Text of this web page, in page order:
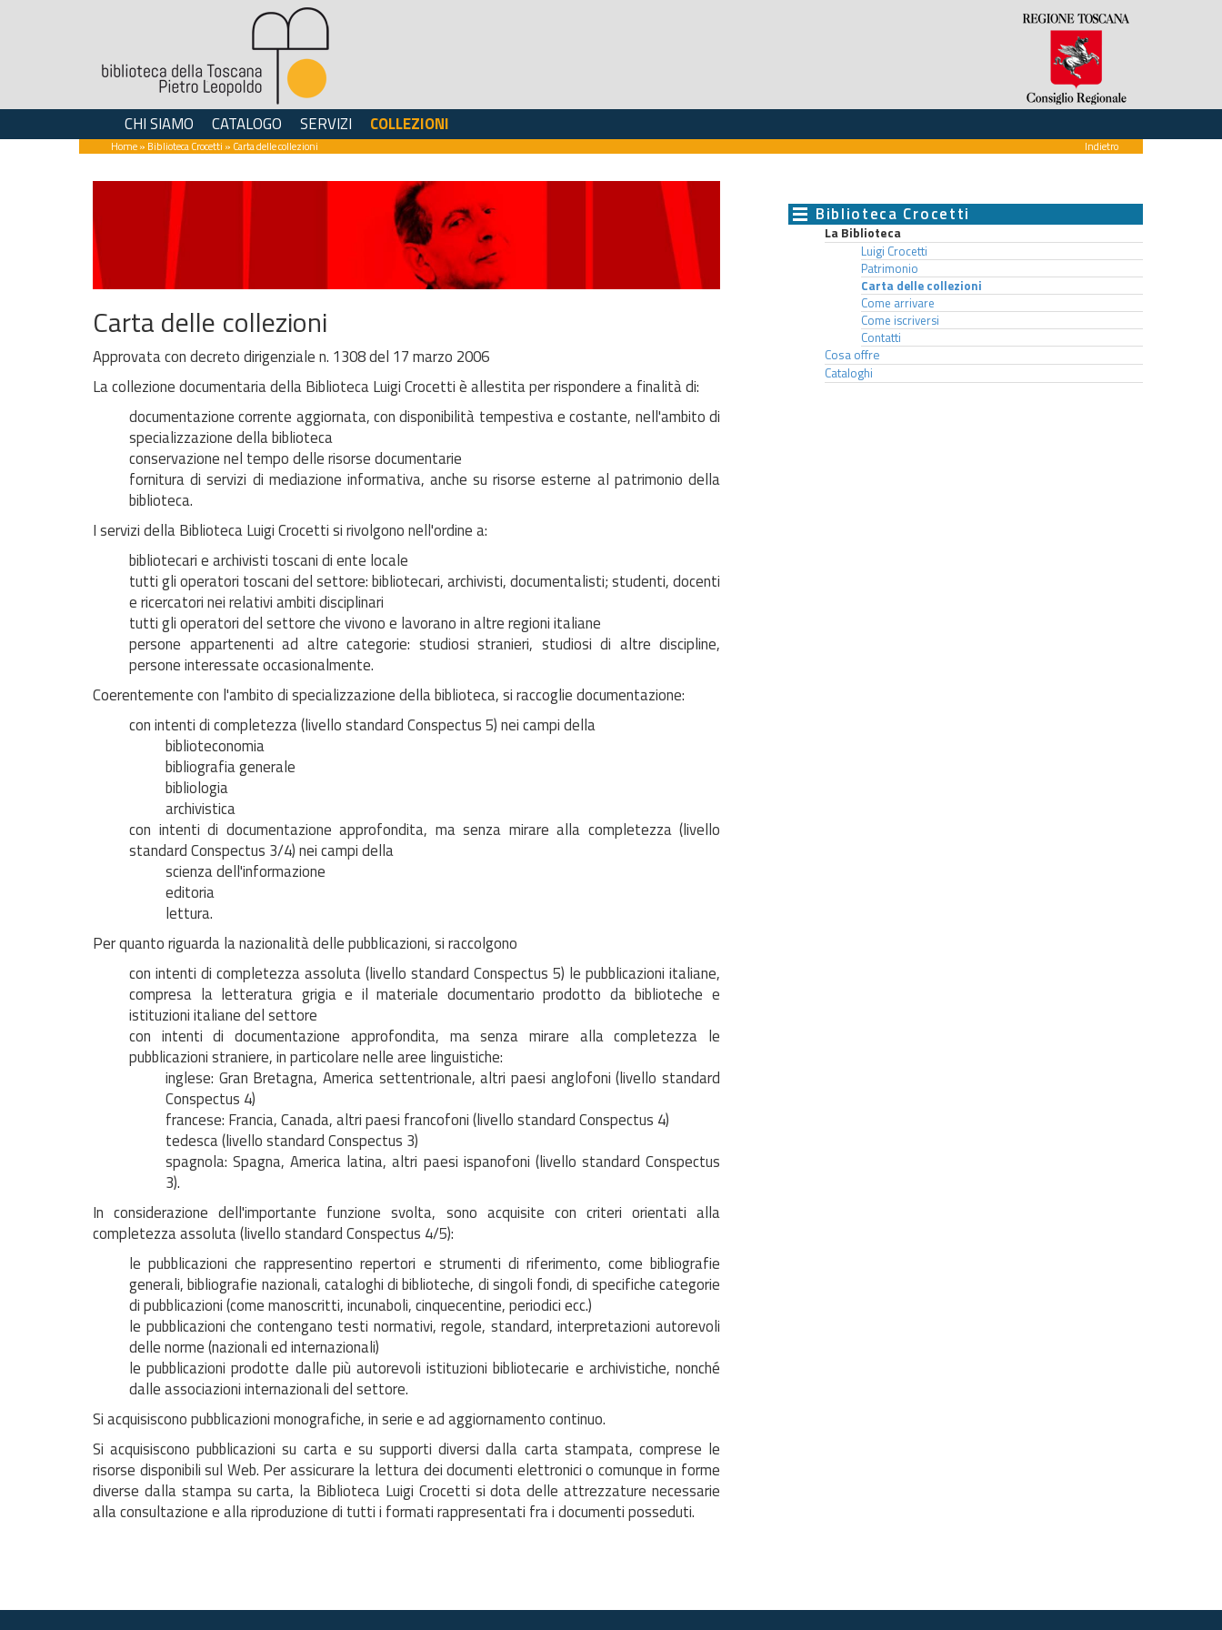
CHI SIAMO CATALOGO SERVIZI COLLEZIONI
Home» Biblioteca Crocetti » Carta delle collezioni Indietro
Carta delle collezioni
Approvata con decreto dirigenziale n. 1308 del 17 marzo 2006
La collezione documentaria della Biblioteca Luigi Crocetti è allestita per rispondere a finalità di:
documentazione corrente aggiornata, con disponibilità tempestiva e costante, nell'ambito di
specializzazione della biblioteca
conservazione nel tempo delle risorse documentarie
fornitura di servizi di mediazione informativa, anche su risorse esterne al patrimonio della
biblioteca.
I servizi della Biblioteca Luigi Crocetti si rivolgono nell'ordine a:
bibliotecari e archivisti toscani di ente locale
tutti gli operatori toscani del settore: bibliotecari, archivisti, documentalisti; studenti, docenti
e ricercatori nei relativi ambiti disciplinari
tutti gli operatori del settore che vivono e lavorano in altre regioni italiane
persone appartenenti ad altre categorie: studiosi stranieri, studiosi di altre discipline,
persone interessate occasionalmente.
Coerentemente con l'ambito di specializzazione della biblioteca, si raccoglie documentazione:
con intenti di completezza (livello standard Conspectus 5) nei campi della
biblioteconomia
bibliografia generale
bibliologia
archivistica
con intenti di documentazione approfondita, ma senza mirare alla completezza (livello
standard Conspectus 3/4) nei campi della
scienza dell'informazione
editoria
lettura.
Per quanto riguarda la nazionalità delle pubblicazioni, si raccolgono
con intenti di completezza assoluta (livello standard Conspectus 5) le pubblicazioni italiane,
compresa la letteratura grigia e il materiale documentario prodotto da biblioteche e
istituzioni italiane del settore
con intenti di documentazione approfondita, ma senza mirare alla completezza le
pubblicazioni straniere, in particolare nelle aree linguistiche:
inglese: Gran Bretagna, America settentrionale, altri paesi anglofoni (livello standard
Conspectus 4)
francese: Francia, Canada, altri paesi francofoni (livello standard Conspectus 4)
tedesca (livello standard Conspectus 3)
spagnola: Spagna, America latina, altri paesi ispanofoni (livello standard Conspectus
3).
In considerazione dell'importante funzione svolta, sono acquisite con criteri orientati alla
completezza assoluta (livello standard Conspectus 4/5):
le pubblicazioni che rappresentino repertori e strumenti di riferimento, come bibliografie
generali, bibliografie nazionali, cataloghi di biblioteche, di singoli fondi, di specifiche categorie
di pubblicazioni (come manoscritti, incunaboli, cinquecentine, periodici ecc.)
le pubblicazioni che contengano testi normativi, regole, standard, interpretazioni autorevoli
delle norme (nazionali ed internazionali)
le pubblicazioni prodotte dalle più autorevoli istituzioni bibliotecarie e archivistiche, nonché
dalle associazioni internazionali del settore.
Si acquisiscono pubblicazioni monografiche, in serie e ad aggiornamento continuo.
Si acquisiscono pubblicazioni su carta e su supporti diversi dalla carta stampata, comprese le
risorse disponibili sul Web. Per assicurare la lettura dei documenti elettronici o comunque in forme
diverse dalla stampa su carta, la Biblioteca Luigi Crocetti si dota delle attrezzature necessarie
alla consultazione e alla riproduzione di tutti i formati rappresentati fra i documenti posseduti.
Biblioteca Crocetti
La Biblioteca
Luigi Crocetti
Patrimonio
Carta delle collezioni
Come arrivare
Come iscriversi
Contatti
Cosa offre
Cataloghi